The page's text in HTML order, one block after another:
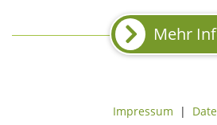
Mehr
Impressum |